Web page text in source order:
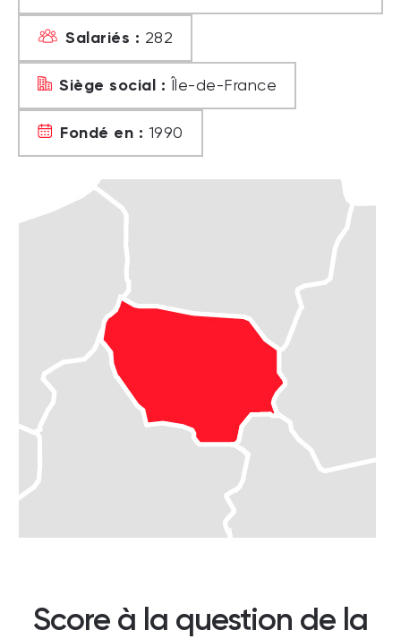
Salariés : 282
Siège social : Île-de-France
Fondé en : 1990
Score à la question de la